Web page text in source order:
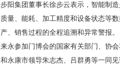
步阳集团董事长徐步云表示，智能制
质量、能耗、加工精度和设备状态等
产、销售过程的全程追溯和异常警报。
来永参加门博会的国家有关部门、协
和永康市领导朱志杰、吕群勇等一同见